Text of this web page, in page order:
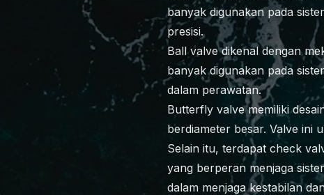
banyak digunakan pada
presisi.
Ball valve dikenal dengan
banyak digunakan pada
dalam perawatan.
Butterfly valve memiliki
berdiameter besar. Valve ini
Selain itu, terdapat check
yang berperan menjaga
dalam menjaga kestabilan